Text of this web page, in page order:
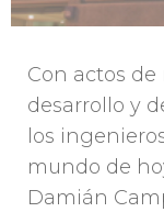
Con actos
desarrollo y
los
mundo de
Damián